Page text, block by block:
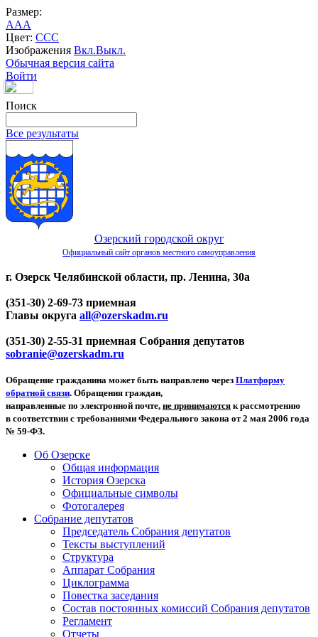
Размер:
AAA
Цвет: CCC
Изображения Вкл.Выкл.
Обычная версия сайта
Войти
Поиск
Все результаты
Озерский городской округ
Официальный сайт органов местного самоуправления
г. Озерск Челябинской области, пр. Ленина, 30а
(351-30) 2-69-73 приемная
Главы округа all@ozerskadm.ru
(351-30) 2-55-31 приемная Собрания депутатов
sobranie@ozerskadm.ru
Обращение гражданина может быть направлено через Платформу
обратной связи. Обращения граждан,
направленные по электронной почте, не принимаются к рассмотрению
в соответствии с требованиями Федерального закона от 2 мая 2006 года
№ 59-ФЗ.
Об Озерске
Общая информация
История Озерска
Официальные символы
Фотогалерея
Собрание депутатов
Председатель Собрания депутатов
Тексты выступлений
Структура
Аппарат Собрания
Циклограмма
Повестка заседания
Состав постоянных комиссий Собрания депутатов
Регламент
Отчеты